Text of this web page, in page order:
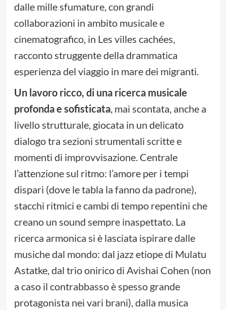
dalle mille sfumature, con grandi
collaborazioni in ambito musicale e
cinematografico, in Les villes cachées,
racconto struggente della drammatica
esperienza del viaggio in mare dei migranti.
Un lavoro ricco, di una ricerca musicale
profonda e sofisticata, mai scontata, anche a
livello strutturale, giocata in un delicato
dialogo tra sezioni strumentali scritte e
momenti di improvvisazione. Centrale
l’attenzione sul ritmo: l’amore per i tempi
dispari (dove le tabla la fanno da padrone),
stacchi ritmici e cambi di tempo repentini che
creano un sound sempre inaspettato. La
ricerca armonica si è lasciata ispirare dalle
musiche dal mondo: dal jazz etiope di Mulatu
Astatke, dal trio onirico di Avishai Cohen (non
a caso il contrabbasso è spesso grande
protagonista nei vari brani), dalla musica